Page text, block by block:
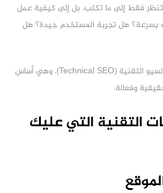
فقط إلى ما تكتب، بل إلى كيفية عمل
بسرعة؟ هل تجربة المستخدم جيدة؟ هل
هذه التفاصيل تُسمى عوامل السيو التقنية (Technical SEO)، وهي أساس
وفعالة.
التقنية التي عليك